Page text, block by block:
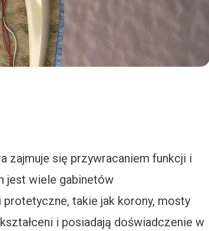
zajmuje się przywracaniem funkcji i
jest wiele gabinetów
takie jak korony, mosty
i posiadają doświadczenie w